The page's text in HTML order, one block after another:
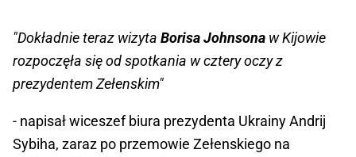
"Dokładnie teraz wizyta Borisa Johnsona w Kijowie
rozpoczęła się od spotkania w cztery oczy z
prezydentem Zełenskim"
- napisał wiceszef biura prezydenta Ukrainy Andrij
Sybiha, zaraz po przemowie Zełenskiego na